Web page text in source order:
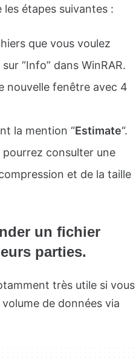
étapes suivantes :
que vous voulez
“Info” dans WinRAR.
nouvelle fenêtre avec 4
la mention “Estimate“.
pourrez consulter une
et de la taille
un fichier
parties.
très utile si vous
de données via